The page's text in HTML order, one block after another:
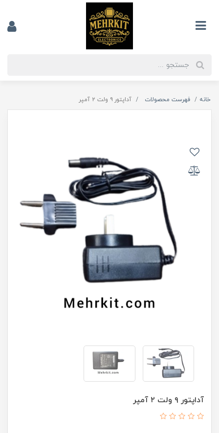
خانه فهرست محصولات آداپتور ۹ ولت ۲ آمپر
آداپتور ۹ ولت ۲ آمپر